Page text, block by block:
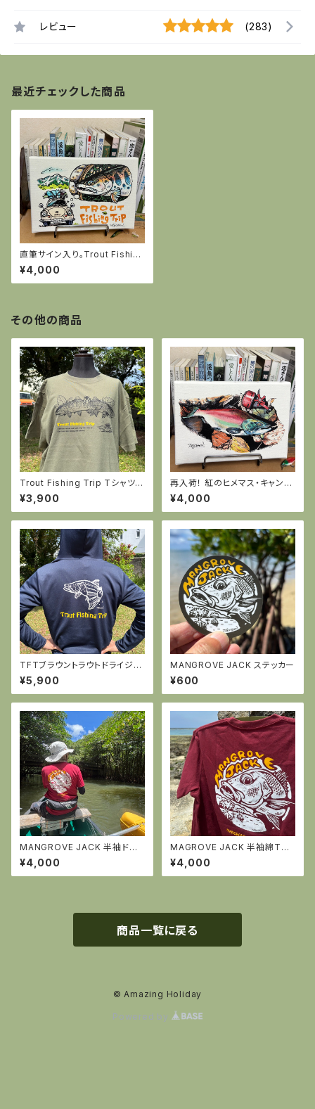
レビュー (283)
最近チェックした商品
直筆サイン入り。Trout Fishing
Trip（スバル360＆ヤマメ）キャ
ンバスアート
¥4,000
その他の商品
Trout Fishing Trip Tシャツ
（ライトオリーブ）※ラストMサイ
ズ1枚です。
¥3,900
再入荷！ 紅のヒメマス・キャンバ
スアート
¥4,000
TFTブラウントラウトドライジッ
プパーカー（ネイビー）
¥5,900
MANGROVE JACK ステッカー
¥600
MANGROVE JACK 半袖ドラ
イTシャツ・バーガンディー
¥4,000
MAGROVE JACK 半袖綿Tシ
ャツ・バーガンディー
¥4,000
商品一覧に戻る
© Amazing Holiday
Powered by